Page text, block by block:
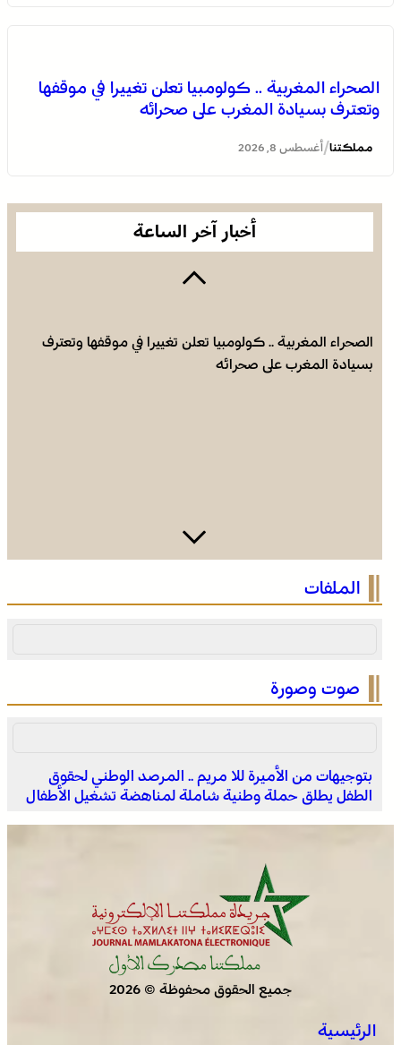
الصحراء المغربية .. كولومبيا تعلن تغييرا في موقفها
وتعترف بسيادة المغرب على صحرائه
مملكتنا/ أغسطس 8, 2026
أخبار آخر الساعة
العرائش .. فتح بحث قضائي إثر تصريحات واتهامات زائفة
الصحراء المغربية .. كولومبيا تعلن تغييرا في موقفها وتعترف
بسيادة المغرب على صحرائه
الصحراء المغربية .. كولومبيا تعلن تغييرا في موقفها وتعترف
بسيادة المغرب على صحرائه
بولمان تفتتح الدورة الثانية لمهرجان الزعفران والنباتات الطبية
العرائش .. فتح بحث قضائي إثر تصريحات واتهامات زائفة
الملفات
صوت وصورة
بتوجيهات من الأميرة للا مريم .. المرصد الوطني لحقوق
الطفل يطلق حملة وطنية شاملة لمناهضة تشغيل الأطفال
جميع الحقوق محفوظة © 2026
الرئيسية